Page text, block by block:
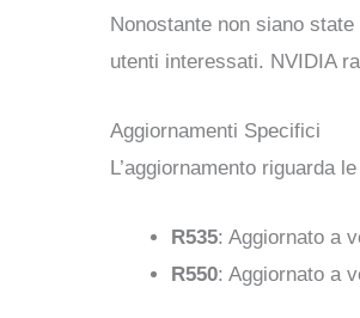
Nonostante non siano
utenti interessati. NVIDIA
Aggiornamenti Specifici
L’aggiornamento riguarda
R535: Aggiornato a
R550: Aggiornato a